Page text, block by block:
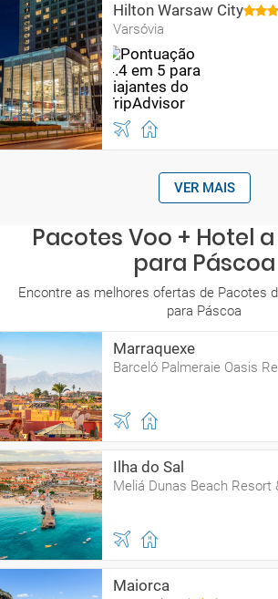
Hilton Warsaw City
Varsóvia
VER MAIS
Pacotes Voo + Hotel
para Páscoa
Encontre as melhores ofertas de Pacotes
para Páscoa
Marraquexe
Barceló Palmeraie Oasis
Ilha do Sal
Meliá Dunas Beach Resort
Maiorca